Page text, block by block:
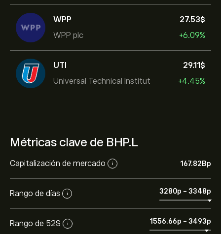
WPP
WPP plc
27.53‎$‎
+6.09%
UTI
Universal Technical Institut
29.11‎$‎
+4.45%
Métricas clave de BHP.L
Capitalización de mercado i 167.82B‎p‎
Rango de días i 3280‎p‎ - 3348‎p‎
Rango de 52S i 1556.66‎p‎ - 3493‎p‎